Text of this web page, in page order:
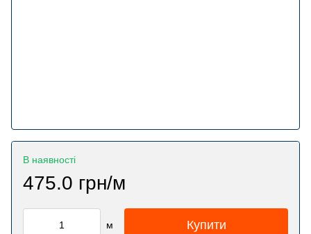
В наявності
475.0 грн/м
м Купити